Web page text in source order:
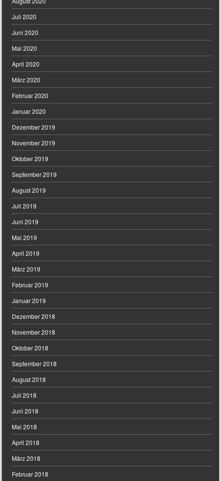
Juli 2020
Juni 2020
Mai 2020
April 2020
März 2020
Februar 2020
Januar 2020
Dezember 2019
November 2019
Oktober 2019
September 2019
August 2019
Juli 2019
Juni 2019
Mai 2019
April 2019
März 2019
Februar 2019
Januar 2019
Dezember 2018
November 2018
Oktober 2018
September 2018
August 2018
Juli 2018
Juni 2018
Mai 2018
April 2018
März 2018
Februar 2018